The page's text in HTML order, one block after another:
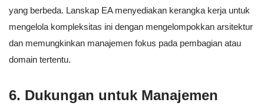
yang berbeda. Lanskap EA menyediakan kerangka kerja untuk
mengelola kompleksitas ini dengan mengelompokkan arsitektur
dan memungkinkan manajemen fokus pada pembagian atau
domain tertentu.
6. Dukungan untuk Manajemen